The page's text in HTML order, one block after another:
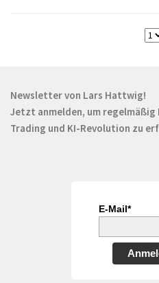
Newsletter von Lars Hattwig!
Jetzt anmelden, um regelmäßig
Trading und KI-Revolution zu
E-Mail*